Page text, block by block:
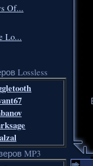
Of...
Lo...
Lossless
alzal
MP3